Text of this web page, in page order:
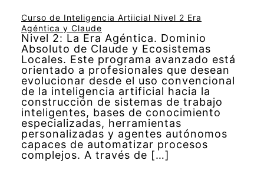
Curso de Inteligencia Artiicial Nivel 2 Era
Agéntica y Claude
Nivel 2: La Era Agéntica. Dominio
Absoluto de Claude y Ecosistemas
Locales. Este programa avanzado está
orientado a profesionales que desean
evolucionar desde el uso convencional
de la inteligencia artificial hacia la
construcción de sistemas de trabajo
inteligentes, bases de conocimiento
especializadas, herramientas
personalizadas y agentes autónomos
capaces de automatizar procesos
complejos. A través de […]